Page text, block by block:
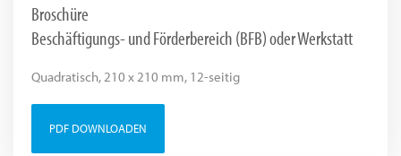
Broschüre
Beschäftigungs- und Förderbereich (BFB) oder Werkstatt
Quadratisch, 210 x 210 mm, 12-seitig
PDF DOWNLOADEN